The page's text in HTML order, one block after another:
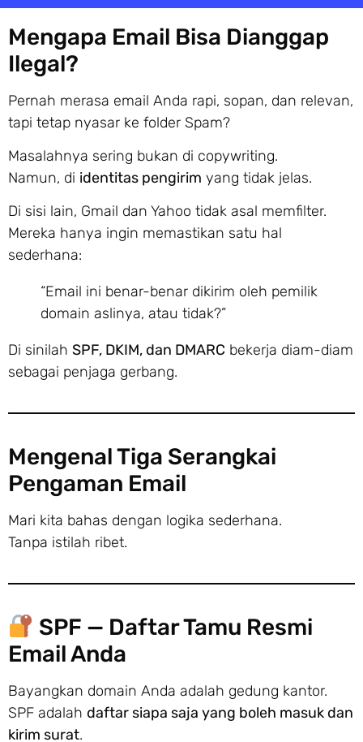
Mengapa Email Bisa Dianggap
Ilegal?
Pernah merasa email Anda rapi, sopan, dan relevan,
tapi tetap nyasar ke folder Spam?
Masalahnya sering bukan di copywriting.
Namun, di identitas pengirim yang tidak jelas.
Di sisi lain, Gmail dan Yahoo tidak asal memfilter.
Mereka hanya ingin memastikan satu hal
sederhana:
“Email ini benar-benar dikirim oleh pemilik
domain aslinya, atau tidak?”
Di sinilah SPF, DKIM, dan DMARC bekerja diam-diam
sebagai penjaga gerbang.
Mengenal Tiga Serangkai
Pengaman Email
Mari kita bahas dengan logika sederhana.
Tanpa istilah ribet.
SPF — Daftar Tamu Resmi
Email Anda
Bayangkan domain Anda adalah gedung kantor.
SPF adalah daftar siapa saja yang boleh masuk dan
kirim surat.